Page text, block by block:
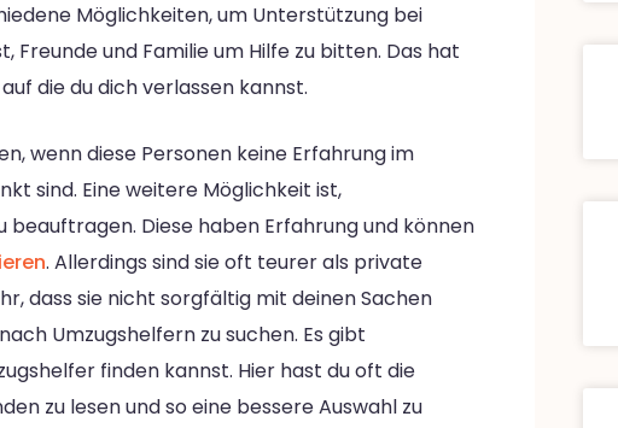
Möglichkeiten, um Unterstützung bei
Freunde und Familie um Hilfe zu bitten. Das hat
die du dich verlassen kannst.
wenn diese Personen keine Erfahrung im
sind. Eine weitere Möglichkeit ist,
Diese haben Erfahrung und können
. Allerdings sind sie oft teurer als private
dass sie nicht sorgfältig mit deinen Sachen
Umzugshelfern zu suchen. Es gibt
finden kannst. Hier hast du oft die
zu lesen und so eine bessere Auswahl zu